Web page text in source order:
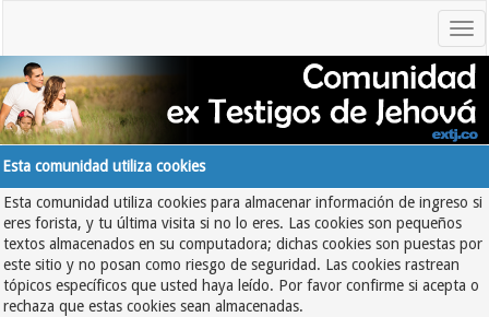
Esta comunidad utiliza cookies
Esta comunidad utiliza cookies para almacenar información de ingreso si
eres forista, y tu última visita si no lo eres. Las cookies son pequeños
textos almacenados en su computadora; dichas cookies son puestas por
este sitio y no posan como riesgo de seguridad. Las cookies rastrean
tópicos específicos que usted haya leído. Por favor confirme si acepta o
rechaza que estas cookies sean almacenadas.